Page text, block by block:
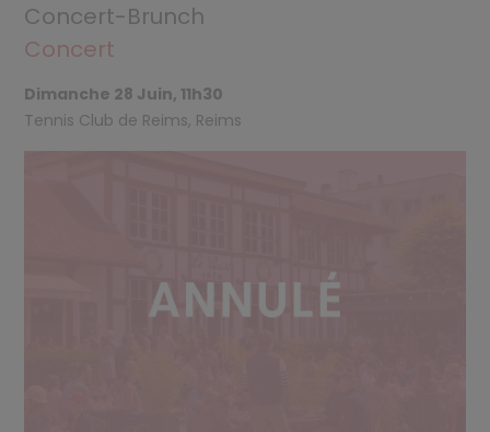
Concert-Brunch
Concert
Dimanche 28 Juin, 11h30
Tennis Club de Reims, Reims